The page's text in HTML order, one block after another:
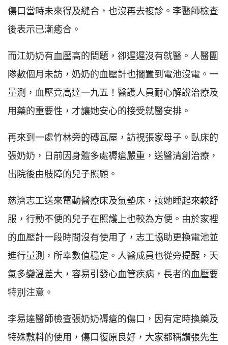
傷口當時未來得及縫合，也沒再去複診。李醫師檢查
後表示已漸癒合。
而江奶奶有血壓高的問題，卻遲遲沒有就醫。人醫團
隊數個月未訪，奶奶的血壓計也擱置到電池沒電。一
量測，血壓竟高達一九五！醫護人員耐心解說治療及
用藥的重要性，才讓她安心的接受就醫安排。
再來到一處竹林旁的磚瓦屋，訪視張家母子。臥床的
張奶奶，日前因身體多處褥瘡嚴重，送醫清創治療，
出院後由肢障的兒子照顧。
慈濟志工送來電動醫療床及氣墊床，讓她睡起來較舒
服，行動不便的兒子在照護上也較為方便。由於家裡
的血壓計一段時間沒有使用了，志工協助更換電池並
進行量測，所幸數值穩定。人醫成員也從旁提醒，天
氣多變溫差大，容易引發心血管疾病，長者的血壓要
特別注意。
李易達醫師檢查張奶奶褥瘡的傷口，因有定時換藥及
特殊敷料的使用，傷口復原良好，大家都稱讚張先生